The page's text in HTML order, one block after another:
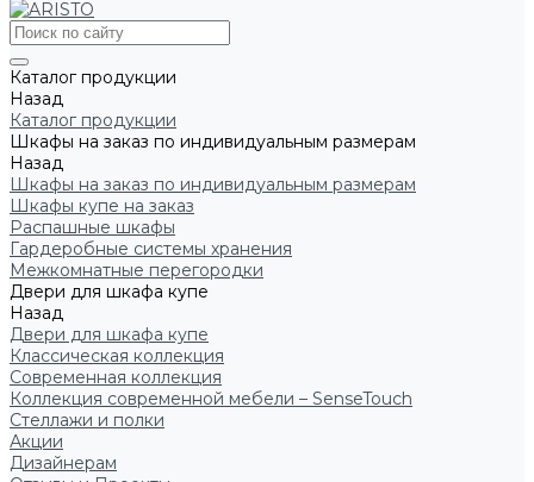
Каталог продукции
Назад
Каталог продукции
Шкафы на заказ по индивидуальным размерам
Назад
Шкафы на заказ по индивидуальным размерам
Шкафы купе на заказ
Распашные шкафы
Гардеробные системы хранения
Межкомнатные перегородки
Двери для шкафа купе
Назад
Двери для шкафа купе
Классическая коллекция
Современная коллекция
Коллекция современной мебели – SenseTouch
Стеллажи и полки
Акции
Дизайнерам